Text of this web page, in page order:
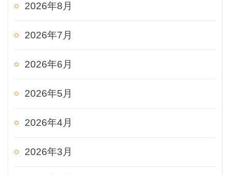
2026年8月
2026年7月
2026年6月
2026年5月
2026年4月
2026年3月